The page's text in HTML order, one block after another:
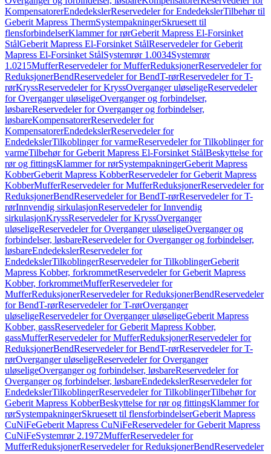
KompensatorerEndedekslerReservedeler for EndedekslerTilbehør til
Geberit Mapress ThermSystempakningerSkruesett til
flensforbindelserKlammer for rørGeberit Mapress El-Forsinket
StålGeberit Mapress El-Forsinket StålReservedeler for Geberit
Mapress El-Forsinket StålSystemrør 1.0034Systemrør
1.0215MufferReservedeler for MufferReduksjonerReservedeler for
ReduksjonerBendReservedeler for BendT-rørReservedeler for T-
rørKryssReservedeler for KryssOverganger uløseligeReservedeler
for Overganger uløseligeOverganger og forbindelser,
løsbareReservedeler for Overganger og forbindelser,
løsbareKompensatorerReservedeler for
KompensatorerEndedekslerReservedeler for
EndedekslerTilkoblinger for varmeReservedeler for Tilkoblinger for
varmeTilbehør for Geberit Mapress El-Forsinket StålBeskyttelse for
rør og fittingsKlammer for rørSystempakningerGeberit Mapress
KobberGeberit Mapress KobberReservedeler for Geberit Mapress
KobberMufferReservedeler for MufferReduksjonerReservedeler for
ReduksjonerBendReservedeler for BendT-rørReservedeler for T-
rørInnvendig sirkulasjonReservedeler for Innvendig
sirkulasjonKryssReservedeler for KryssOverganger
uløseligeReservedeler for Overganger uløseligeOverganger og
forbindelser, løsbareReservedeler for Overganger og forbindelser,
løsbareEndedekslerReservedeler for
EndedekslerTilkoblingerReservedeler for TilkoblingerGeberit
Mapress Kobber, forkrommetReservedeler for Geberit Mapress
Kobber, forkrommetMufferReservedeler for
MufferReduksjonerReservedeler for ReduksjonerBendReservedeler
for BendT-rørReservedeler for T-rørOverganger
uløseligeReservedeler for Overganger uløseligeGeberit Mapress
Kobber, gassReservedeler for Geberit Mapress Kobber,
gassMufferReservedeler for MufferReduksjonerReservedeler for
ReduksjonerBendReservedeler for BendT-rørReservedeler for T-
rørOverganger uløseligeReservedeler for Overganger
uløseligeOverganger og forbindelser, løsbareReservedeler for
Overganger og forbindelser, løsbareEndedekslerReservedeler for
EndedekslerTilkoblingerReservedeler for TilkoblingerTilbehør for
Geberit Mapress KobberBeskyttelse for rør og fittingsKlammer for
rørSystempakningerSkruesett til flensforbindelserGeberit Mapress
CuNiFeGeberit Mapress CuNiFeReservedeler for Geberit Mapress
CuNiFeSystemrør 2.1972MufferReservedeler for
MufferReduksjonerReservedeler for ReduksjonerBendReservedeler